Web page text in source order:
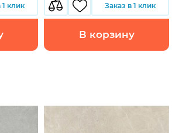
1 клик Заказ в 1 клик
В корзину